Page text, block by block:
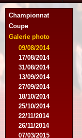
Championnat
Coupe
Galerie photo
09/08/2014
17/08/2014
31/08/2014
13/09/2014
27/09/2014
18/10/2014
25/10/2014
22/11/2014
26/11/2014
07/03/2015